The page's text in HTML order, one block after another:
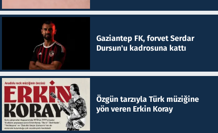
Gaziantep FK, forvet Serdar
Dursun'u kadrosuna kattı
Özgün tarzıyla Türk müziğine
yön veren Erkin Koray